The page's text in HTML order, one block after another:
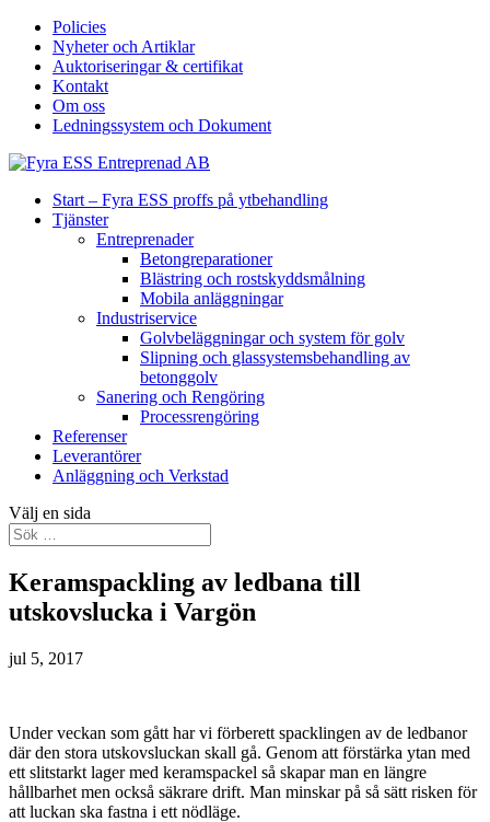
Policies
Nyheter och Artiklar
Auktoriseringar & certifikat
Kontakt
Om oss
Ledningssystem och Dokument
Start – Fyra ESS proffs på ytbehandling
Tjänster
Entreprenader
Betongreparationer
Blästring och rostskyddsmålning
Mobila anläggningar
Industriservice
Golvbeläggningar och system för golv
Slipning och glassystemsbehandling av
betonggolv
Sanering och Rengöring
Processrengöring
Referenser
Leverantörer
Anläggning och Verkstad
Välj en sida
Keramspackling av ledbana till
utskovslucka i Vargön
jul 5, 2017
Under veckan som gått har vi förberett spacklingen av de ledbanor
där den stora utskovsluckan skall gå. Genom att förstärka ytan med
ett slitstarkt lager med keramspackel så skapar man en längre
hållbarhet men också säkrare drift. Man minskar på så sätt risken för
att luckan ska fastna i ett nödläge.